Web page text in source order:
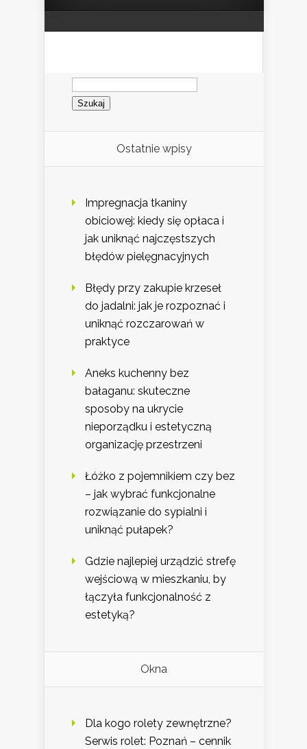
Szukaj:
Ostatnie wpisy
Impregnacja tkaniny
obiciowej: kiedy się opłaca i
jak uniknąć najczęstszych
błędów pielęgnacyjnych
Błędy przy zakupie krzeseł
do jadalni: jak je rozpoznać i
uniknąć rozczarowań w
praktyce
Aneks kuchenny bez
bałaganu: skuteczne
sposoby na ukrycie
nieporządku i estetyczną
organizację przestrzeni
Łóżko z pojemnikiem czy bez
– jak wybrać funkcjonalne
rozwiązanie do sypialni i
uniknąć pułapek?
Gdzie najlepiej urządzić strefę
wejściową w mieszkaniu, by
łączyła funkcjonalność z
estetyką?
Okna
Dla kogo rolety zewnętrzne?
Serwis rolet: Poznań – cennik